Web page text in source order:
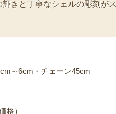
きと丁寧なシェルの彫刻がス
～6cm・チェーン45cm
格）